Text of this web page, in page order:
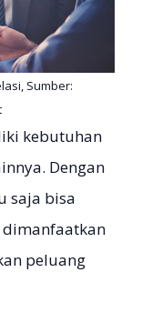
Sumber:
kebutuhan
Dengan
saja bisa
dimanfaatkan
peluang